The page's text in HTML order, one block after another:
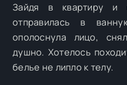
Зайдя в квартиру и
отправилась в
ополоснула лицо,
душно. Хотелось
белье не липло к телу.